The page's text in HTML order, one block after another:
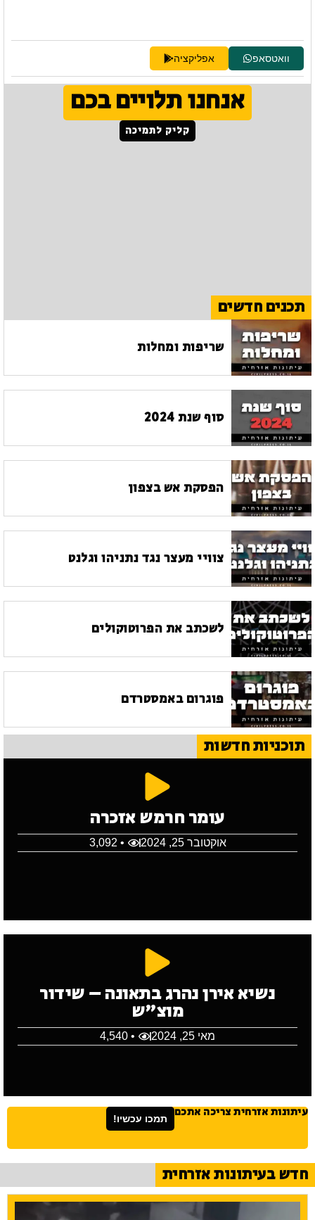
וואטסאפ אפליקציה
אנחנו תלויים בכם
קליק לתמיכה
תכנים חדשים
שריפות ומחלות
סוף שנת 2024
הפסקת אש בצפון
צוויי מעצר נגד נתניהו וגלנט
לשכתב את הפרוטוקולים
פוגרום באמסטרדם
תוכניות חדשות
עומר חרמש אזכרה
אוקטובר 25, 2024 • 3,092
נשיא אירן נהרג בתאונה – שידור
מוצ"ש
מאי 25, 2024 • 4,540
עיתונות אזרחית צריכה אתכם תמכו עכשיו!
חדש בעיתונות אזרחית